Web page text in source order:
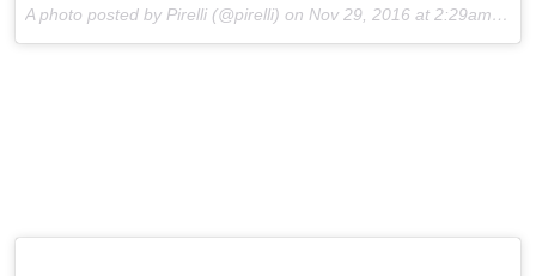
A photo posted by Pirelli (@pirelli) on Nov 29, 2016 at 2:29am PST